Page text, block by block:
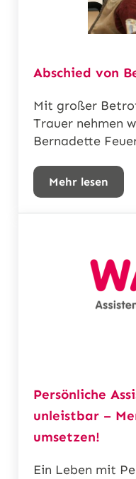
Abschied von
Mit großer
Trauer nehmen
Bernadette
Mehr lesen
Abschied
Persönliche
unleistbar –
umsetzen!
Ein Leben mit